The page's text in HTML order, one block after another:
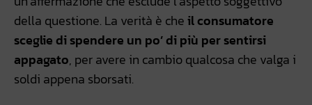
della questione. La verità è cheil consumatore
sceglie di spendere un po’ di più per sentirsi
appagato, per avere in cambio qualcosa che valga i
soldi appena sborsati.